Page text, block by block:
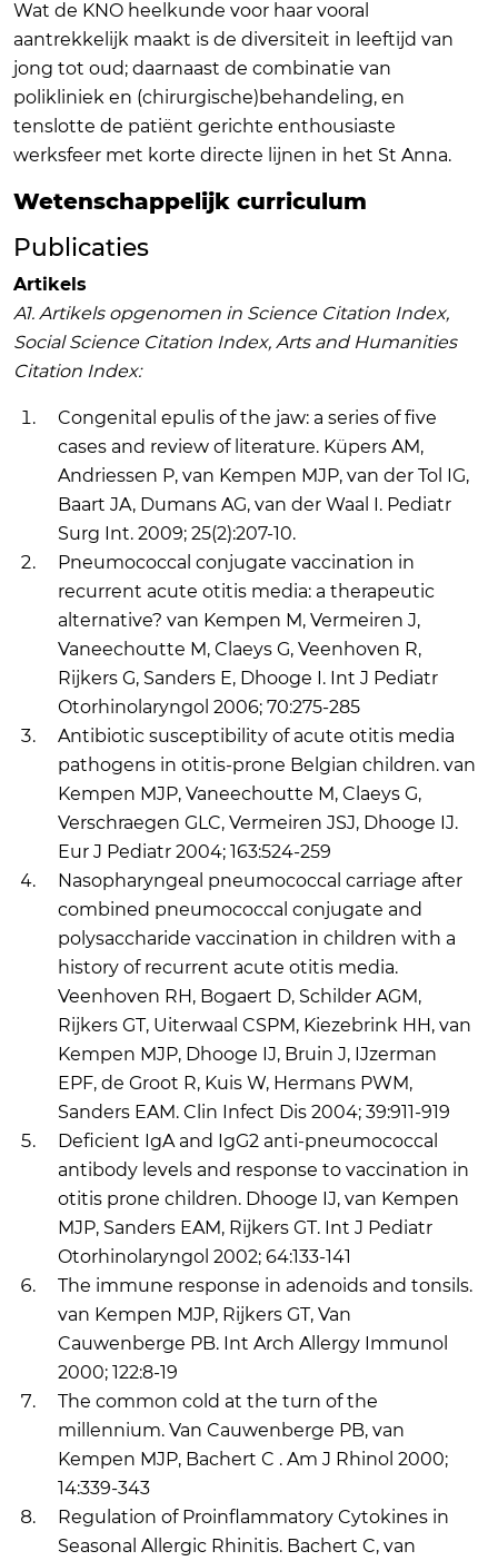
Wat de KNO heelkunde voor haar vooral
aantrekkelijk maakt is de diversiteit in leeftijd van
jong tot oud; daarnaast de combinatie van
polikliniek en (chirurgische)behandeling, en
tenslotte de patiënt gerichte enthousiaste
werksfeer met korte directe lijnen in het St Anna.
Wetenschappelijk curriculum
Publicaties
Artikels
A1. Artikels opgenomen in Science Citation Index,
Social Science Citation Index, Arts and Humanities
Citation Index:
Congenital epulis of the jaw: a series of five
cases and review of literature. Küpers AM,
Andriessen P, van Kempen MJP, van der Tol IG,
Baart JA, Dumans AG, van der Waal I. Pediatr
Surg Int. 2009; 25(2):207-10.
Pneumococcal conjugate vaccination in
recurrent acute otitis media: a therapeutic
alternative? van Kempen M, Vermeiren J,
Vaneechoutte M, Claeys G, Veenhoven R,
Rijkers G, Sanders E, Dhooge I. Int J Pediatr
Otorhinolaryngol 2006; 70:275-285
Antibiotic susceptibility of acute otitis media
pathogens in otitis-prone Belgian children. van
Kempen MJP, Vaneechoutte M, Claeys G,
Verschraegen GLC, Vermeiren JSJ, Dhooge IJ.
Eur J Pediatr 2004; 163:524-259
Nasopharyngeal pneumococcal carriage after
combined pneumococcal conjugate and
polysaccharide vaccination in children with a
history of recurrent acute otitis media.
Veenhoven RH, Bogaert D, Schilder AGM,
Rijkers GT, Uiterwaal CSPM, Kiezebrink HH, van
Kempen MJP, Dhooge IJ, Bruin J, IJzerman
EPF, de Groot R, Kuis W, Hermans PWM,
Sanders EAM. Clin Infect Dis 2004; 39:911-919
Deficient IgA and IgG2 anti-pneumococcal
antibody levels and response to vaccination in
otitis prone children. Dhooge IJ, van Kempen
MJP, Sanders EAM, Rijkers GT. Int J Pediatr
Otorhinolaryngol 2002; 64:133-141
The immune response in adenoids and tonsils.
van Kempen MJP, Rijkers GT, Van
Cauwenberge PB. Int Arch Allergy Immunol
2000; 122:8-19
The common cold at the turn of the
millennium. Van Cauwenberge PB, van
Kempen MJP, Bachert C . Am J Rhinol 2000;
14:339-343
Regulation of Proinflammatory Cytokines in
Seasonal Allergic Rhinitis. Bachert C, van